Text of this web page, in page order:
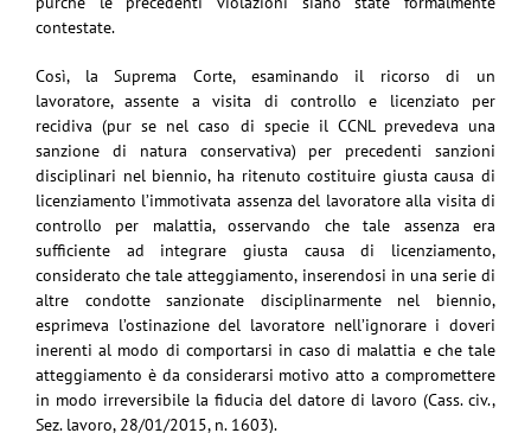
contestate.
Così, la Suprema Corte, esaminando il ricorso di un
lavoratore, assente a visita di controllo e licenziato per
recidiva (pur se nel caso di specie il CCNL prevedeva una
sanzione di natura conservativa) per precedenti sanzioni
disciplinari nel biennio, ha ritenuto costituire giusta causa di
licenziamento l’immotivata assenza del lavoratore alla visita di
controllo per malattia, osservando che tale assenza era
sufficiente ad integrare giusta causa di licenziamento,
considerato che tale atteggiamento, inserendosi in una serie di
altre condotte sanzionate disciplinarmente nel biennio,
esprimeva l’ostinazione del lavoratore nell’ignorare i doveri
inerenti al modo di comportarsi in caso di malattia e che tale
atteggiamento è da considerarsi motivo atto a compromettere
in modo irreversibile la fiducia del datore di lavoro (Cass. civ.,
Sez. lavoro, 28/01/2015, n. 1603).